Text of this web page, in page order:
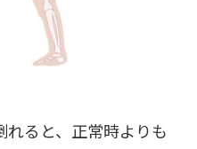
れると、正常時よりも